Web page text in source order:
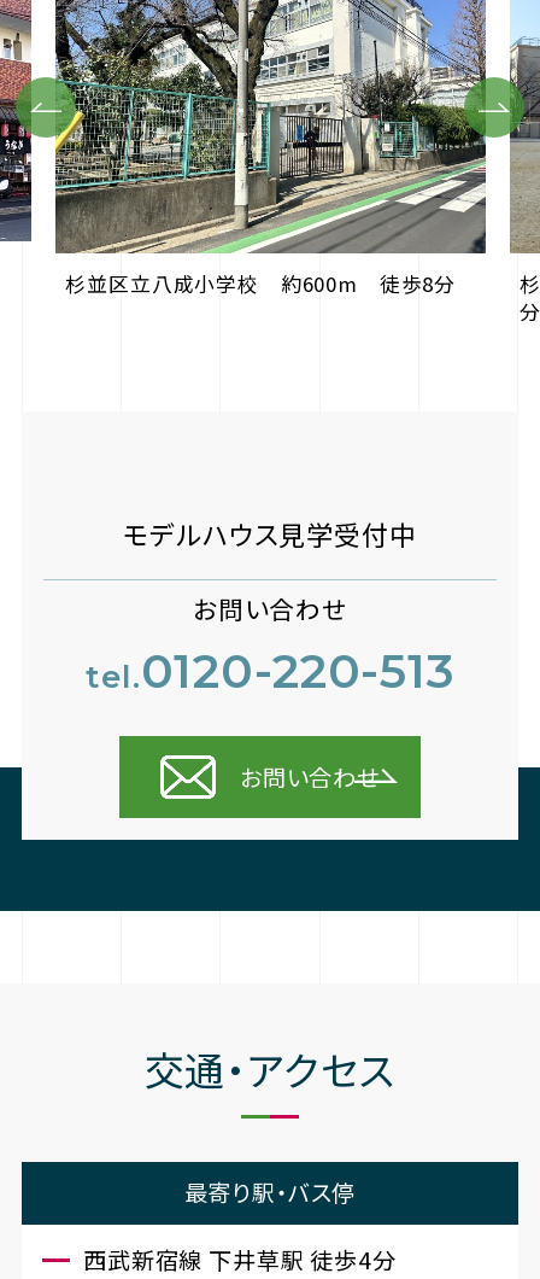
Previous
杉並区立八成小学校 約600m 徒歩8分
Next
モデルハウス見学受付中
お問い合わせ
tel.0120-220-513
お問い合わせ
交通・アクセス
最寄り駅・バス停
西武新宿線 下井草駅 徒歩4分